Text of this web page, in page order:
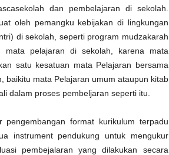
sekolah dan pembelajaran di sekolah
oleh pemangku kebijakan di lingkungan
) disekolah sepertiprogram mudzakarah
mata pelajaran di sekolah karena
mata
satu kesatuan mata Pelajaran bersama
baikitu mata Pelajaran umum ataupun kitab
dalam proses pembeljaran seperti itu
pengembangan format kurikulum terpadu
instrument pendukung untuk
mengukur
pembejalaran yangdilakukan
secara